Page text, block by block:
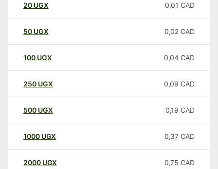
20 UGX 0,01 CAD
50 UGX 0,02 CAD
100 UGX 0,04 CAD
250 UGX 0,09 CAD
500 UGX 0,19 CAD
1000 UGX 0,37 CAD
2000 UGX 0,75 CAD